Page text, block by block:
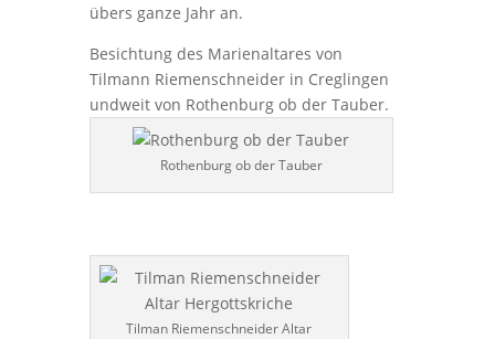
übers ganze Jahr an.
Besichtung des Marienaltares von
Tilmann Riemenschneider in Creglingen
undweit von Rothenburg ob der Tauber.
Rothenburg ob der Tauber
Tilman Riemenschneider Altar